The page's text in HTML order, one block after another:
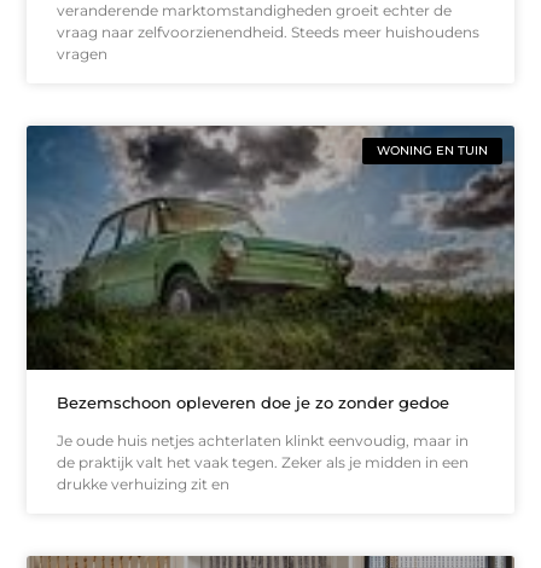
veranderende marktomstandigheden groeit echter de
vraag naar zelfvoorzienendheid. Steeds meer huishoudens
vragen
WONING EN TUIN
Bezemschoon opleveren doe je zo zonder gedoe
Je oude huis netjes achterlaten klinkt eenvoudig, maar in
de praktijk valt het vaak tegen. Zeker als je midden in een
drukke verhuizing zit en